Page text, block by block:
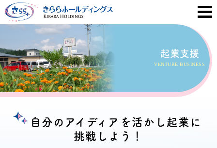
起業支援
VENTURE BUSINESS
自分のアイディアを活かし 起業に
挑戦しよう！